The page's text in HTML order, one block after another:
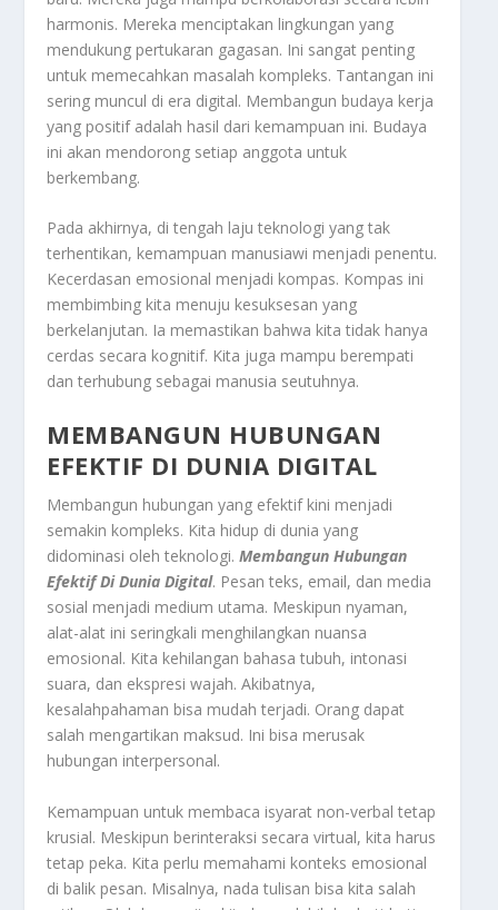
harmonis. Mereka menciptakan lingkungan yang
mendukung pertukaran gagasan. Ini sangat penting
untuk memecahkan masalah kompleks. Tantangan ini
sering muncul di era digital. Membangun budaya kerja
yang positif adalah hasil dari kemampuan ini. Budaya
ini akan mendorong setiap anggota untuk
berkembang.
Pada akhirnya, di tengah laju teknologi yang tak
terhentikan, kemampuan manusiawi menjadi penentu.
Kecerdasan emosional menjadi kompas. Kompas ini
membimbing kita menuju kesuksesan yang
berkelanjutan. Ia memastikan bahwa kita tidak hanya
cerdas secara kognitif. Kita juga mampu berempati
dan terhubung sebagai manusia seutuhnya.
MEMBANGUN HUBUNGAN
EFEKTIF DI DUNIA DIGITAL
Membangun hubungan yang efektif kini menjadi
semakin kompleks. Kita hidup di dunia yang
didominasi oleh teknologi.Membangun Hubungan
Efektif Di Dunia Digital. Pesan teks, email, dan media
sosial menjadi medium utama. Meskipun nyaman,
alat-alat ini seringkali menghilangkan nuansa
emosional. Kita kehilangan bahasa tubuh, intonasi
suara, dan ekspresi wajah. Akibatnya,
kesalahpahaman bisa mudah terjadi. Orang dapat
salah mengartikan maksud. Ini bisa merusak
hubungan interpersonal.
Kemampuan untuk membaca isyarat non-verbal tetap
krusial. Meskipun berinteraksi secara virtual, kita harus
tetap peka. Kita perlu memahami konteks emosional
di balik pesan. Misalnya, nada tulisan bisa kita salah